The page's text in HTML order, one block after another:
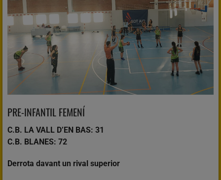
PRE-INFANTIL FEMENÍ
C.B. LA VALL D’EN BAS: 31
C.B. BLANES: 72
Derrota davant un rival superior